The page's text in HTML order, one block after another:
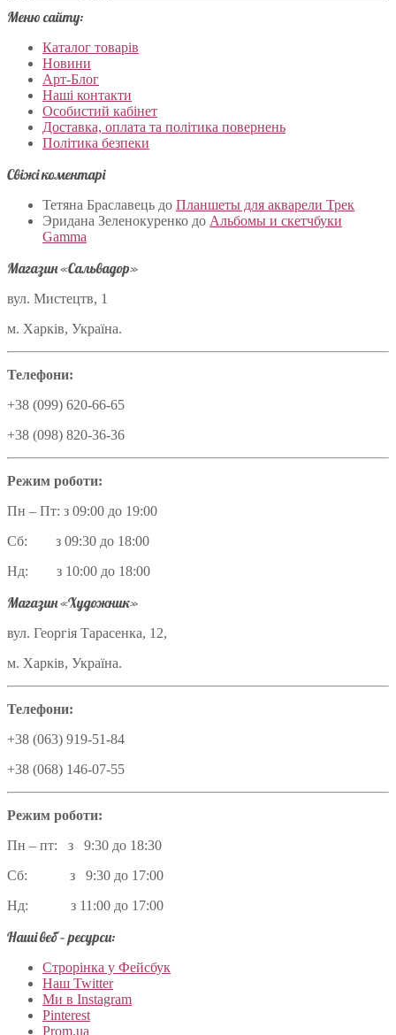
Меню сайту:
Каталог товарів
Новини
Арт-Блог
Наші контакти
Особистий кабінет
Доставка, оплата та політика повернень
Політика безпеки
Свіжі коментарі
Тетяна Браславець до Планшеты для акварели Трек
Эридана Зеленокуренко до Альбомы и скетчбуки
Gamma
Магазин «Сальвадор»
вул. Мистецтв, 1
м. Харків, Україна.
Телефони:
+38 (099) 620-66-65
+38 (098) 820-36-36
Режим роботи:
Пн – Пт: з 09:00 до 19:00
Сб: з 09:30 до 18:00
Нд: з 10:00 до 18:00
Магазин «Художник»
вул. Георгія Тарасенка, 12,
м. Харків, Україна.
Телефони:
+38 (063) 919-51-84
+38 (068) 146-07-55
Режим роботи:
Пн – пт: з 9:30 до 18:30
Сб: з 9:30 до 17:00
Нд: з 11:00 до 17:00
Наші веб – ресурси:
Строрінка у Фейсбук
Наш Twitter
Ми в Instagram
Pinterest
Prom.ua